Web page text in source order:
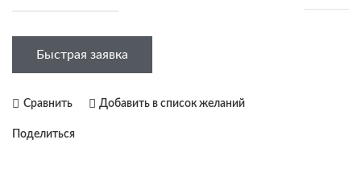
Быстрая заявка
Сравнить Добавить в список желаний
Поделиться